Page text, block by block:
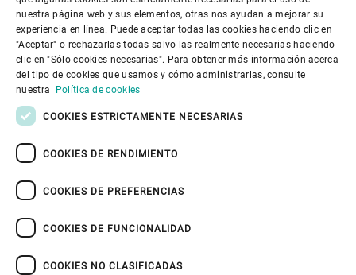
Gobierno corporativo
El mundo de Bühler
Seguridad de la información
SPANISH
GERMAN
FRENCH
nuestra página web y sus elementos, otras nos ayudan a mejorar su
experiencia en línea. Puede aceptar todas las cookies haciendo clic en
"Aceptar" o rechazarlas todas salvo las realmente necesarias haciendo
clic en "Sólo cookies necesarias". Para obtener más información acerca
del tipo de cookies que usamos y cómo administrarlas, consulte
nuestra Política de cookies
COOKIES ESTRICTAMENTE NECESARIAS
COOKIES DE RENDIMIENTO
COOKIES DE PREFERENCIAS
COOKIES DE FUNCIONALIDAD
COOKIES NO CLASIFICADAS